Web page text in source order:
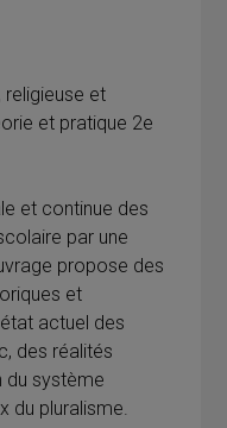
et continue des
par une
propose des
et
actuel des
des réalités
du système
du pluralisme.